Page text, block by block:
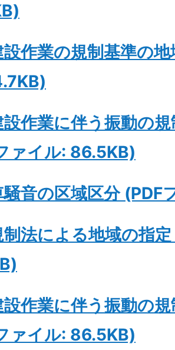
作業の規制基準の
作業に伴う振動の
ァイル: 86.5KB)
騒音の区域区分 (PDF
制法による地域の指
作業に伴う振動の
ァイル: 86.5KB)